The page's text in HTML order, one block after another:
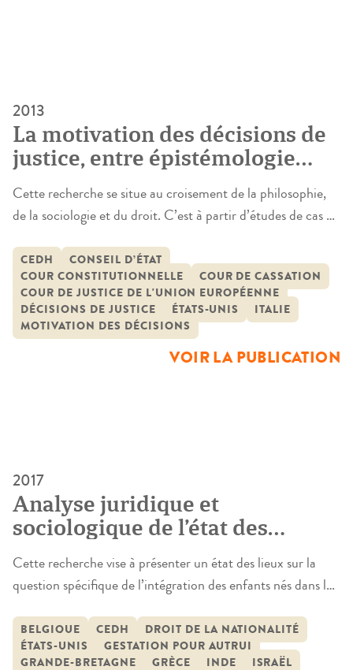
2013
La motivation des décisions de
justice, entre épistémologie
sociale et théorie du droit. Le
cas des Cours souveraines et
des Cours constitutionnelles
Cette recherche se situe au croisement de la philosophie,
de la sociologie et du droit. C’est à partir d’études de cas —
comparaison entre les trois juridictions françaises, le
Conseil d’État, la Cour de cassation, et le Conseil
constitutionnel, d’une part, et d’autre part, la Cour
suprême […]
CEDH
CONSEIL D’ÉTAT
COUR CONSTITUTIONNELLE
COUR DE CASSATION
COUR DE JUSTICE DE L'UNION EUROPÉENNE
DÉCISIONS DE JUSTICE
ÉTATS-UNIS
ITALIE
MOTIVATION DES DÉCISIONS
VOIR LA PUBLICATION
2017
Analyse juridique et
sociologique de l’état des
questions en France à la
lumière des pratiques
étrangères en matière de
filiation des enfants conçus par
gestation pour autrui à
Cette recherche vise à présenter un état des lieux sur la
question spécifique de l’intégration des enfants nés dans le
nationaux, en France, Grande-Bretagne, Belgique et
Israël.Dans les quatre pays, aucune loi spécifique n’a été
BELGIQUE CEDH
DROIT DE LA NATIONALITÉ
ÉTATS-UNIS
GESTATION POUR AUTRUI
GRANDE-BRETAGNE
GRÈCE INDE ISRAËL